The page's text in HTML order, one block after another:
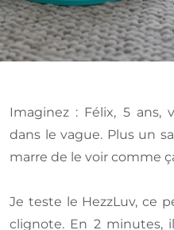
Imaginez : Félix, 5 ans,
dans le vague. Plus un
marre de le voir comme
Je teste le HezzLuv, ce
clignote. En 2 minutes,